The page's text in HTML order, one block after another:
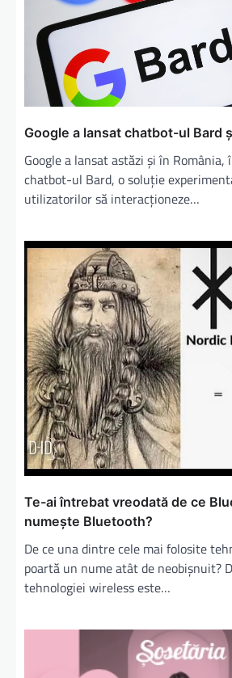
Google a lansat chatbot-ul Bard
Google a lansat astăzi și în România,
chatbot-ul Bard, o soluție
utilizatorilor să interacționeze…
Te-ai întrebat vreodată de ce
numește Bluetooth?
De ce una dintre cele mai folosite
poartă un nume atât de neobișnuit?
tehnologiei wireless este…